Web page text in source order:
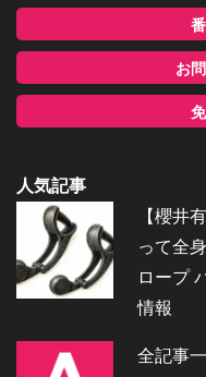
お
人気記事
【櫻井
って全
ロープ
情報
全記事